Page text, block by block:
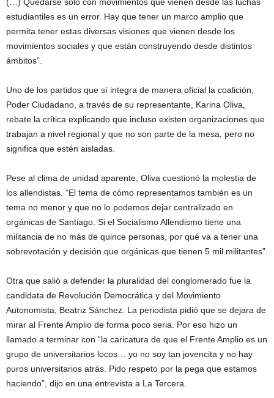
(…) Quedarse sólo con movimientos que vienen desde las luchas
estudiantiles es un error. Hay que tener un marco amplio que
permita tener estas diversas visiones que vienen desde los
movimientos sociales y que están construyendo desde distintos
ámbitos”.
Uno de los partidos que sí integra de manera oficial la coalición,
Poder Ciudadano, a través de su representante, Karina Oliva,
rebate la crítica explicando que incluso existen organizaciones que
trabajan a nivel regional y que no son parte de la mesa, pero no
significa que estén aisladas.
Pese al clima de unidad aparente, Oliva cuestionó la molestia de
los allendistas. “El tema de cómo representamos también es un
tema no menor y que no lo podemos dejar centralizado en
orgánicas de Santiago. Si el Socialismo Allendismo tiene una
militancia de no más de quince personas, por qué va a tener una
sobrevotación y decisión que orgánicas que tienen 5 mil militantes”.
Otra que salió a defender la pluralidad del conglomerado fue la
candidata de Revolución Democrática y del Movimiento
Autonomista, Beatriz Sánchez. La periodista pidió que se dejara de
mirar al Frente Amplio de forma poco seria. Por eso hizo un
llamado a terminar con “la caricatura de que el Frente Amplio es un
grupo de universitarios locos… yo no soy tan jovencita y no hay
puros universitarios atrás. Pido respeto por la pega que estamos
haciendo”, dijo en una entrevista a La Tercera.